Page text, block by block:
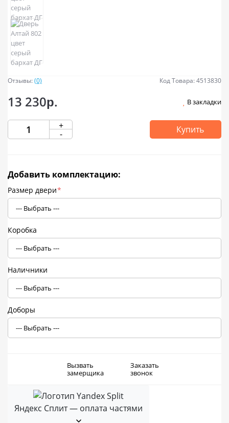
Отзывы:(0) Код Товара: 4513830
13 230р. В закладки
+
- Купить
Добавить комплектацию:
Размер двери*
Коробка
Наличники
Доборы
Вызвать
замерщика
Заказать
звонок
Яндекс Сплит — оплата частями